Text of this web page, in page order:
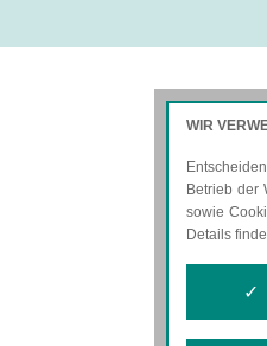
WIR
Betrieb der
sowie
Details
✓